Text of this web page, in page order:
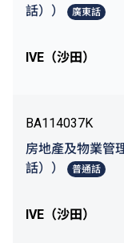
話））
廣東話
IVE（沙田）
BA114037K
房地產及物業管
話））
普通話
IVE（沙田）